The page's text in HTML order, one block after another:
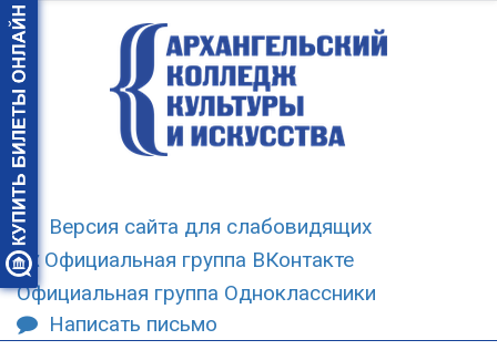
Версия сайта для слабовидящих
Официальная группа ВКонтакте
Официальная группа Одноклассники
Написать письмо